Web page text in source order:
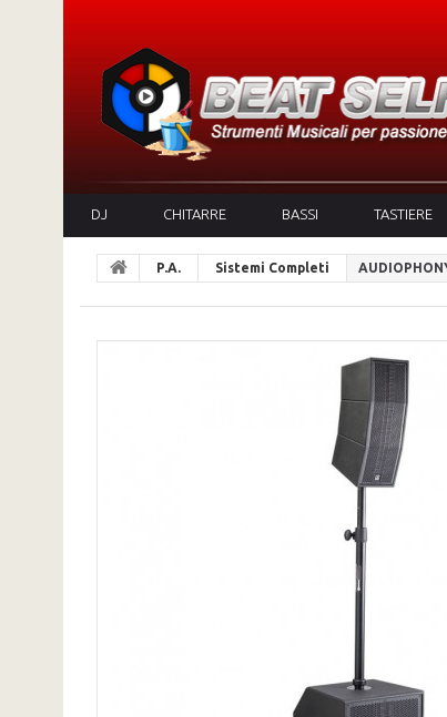
DJ CHITARRE BASSI TASTIERE
P.A. Sistemi Completi